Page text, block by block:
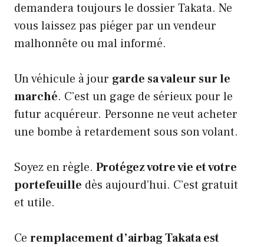
demandera toujours le dossier Takata. Ne
vous laissez pas piéger par un vendeur
malhonnête ou mal informé.
Un véhicule à jour garde sa valeur sur le
marché. C’est un gage de sérieux pour le
futur acquéreur. Personne ne veut acheter
une bombe à retardement sous son volant.
Soyez en règle. Protégez votre vie et votre
portefeuille dès aujourd’hui. C’est gratuit
et utile.
Ce remplacement d’airbag Takata est